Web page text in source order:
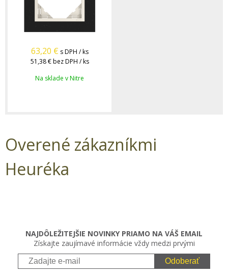
63,20 € s DPH / ks
51,38 € bez DPH / ks
Na sklade v Nitre
Overené zákazníkmi
Heuréka
NAJDÔLEŽITEJŠIE NOVINKY PRIAMO NA VÁŠ EMAIL
Získajte zaujímavé informácie vždy medzi prvými
Odoberať